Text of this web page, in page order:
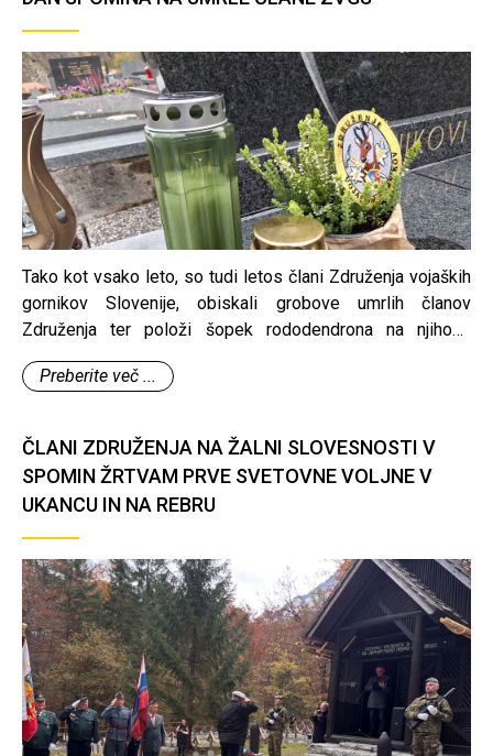
Tako kot vsako leto, so tudi letos člani Združenja vojaških
gornikov Slovenije, obiskali grobove umrlih članov
Združenja ter položi šopek rododendrona na njihove
grobove ter se tako poklonimo njihovemu spominu.
Preberite več ...
ČLANI ZDRUŽENJA NA ŽALNI SLOVESNOSTI V
SPOMIN ŽRTVAM PRVE SVETOVNE VOLJNE V
UKANCU IN NA REBRU